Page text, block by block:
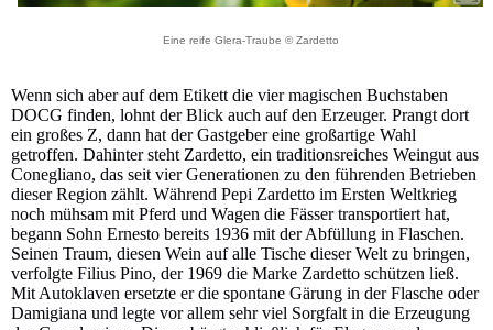
Eine reife Glera-Traube © Zardetto
Wenn sich aber auf dem Etikett die vier magischen Buchstaben
DOCG finden, lohnt der Blick auch auf den Erzeuger. Prangt dort
ein großes Z, dann hat der Gastgeber eine großartige Wahl
getroffen. Dahinter steht Zardetto, ein traditionsreiches Weingut aus
Conegliano, das seit vier Generationen zu den führenden Betrieben
dieser Region zählt. Während Pepi Zardetto im Ersten Weltkrieg
noch mühsam mit Pferd und Wagen die Fässer transportiert hat,
begann Sohn Ernesto bereits 1936 mit der Abfüllung in Flaschen.
Seinen Traum, diesen Wein auf alle Tische dieser Welt zu bringen,
verfolgte Filius Pino, der 1969 die Marke Zardetto schützen ließ.
Mit Autoklaven ersetzte er die spontane Gärung in der Flasche oder
Damigiana und legte vor allem sehr viel Sorgfalt in die Erzeugung